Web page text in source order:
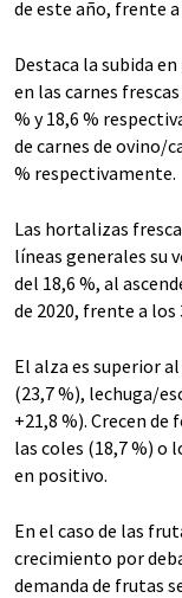
de este año, frente a
Destaca la subida
en las carnes
% y 18,6 %
de carnes de ovino/
% respectivamente.
Las hortalizas
líneas generales su
del 18,6 %, al
de 2020, frente a los
El alza es superior
(23,7 %), lechuga/
+21,8 %). Crecen de
las coles (18,7 %) o
en positivo.
En el caso de las
crecimiento por
demanda de frutas